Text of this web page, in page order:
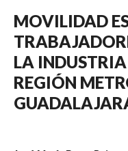
MOVILIDAD
LA
REGIÓN